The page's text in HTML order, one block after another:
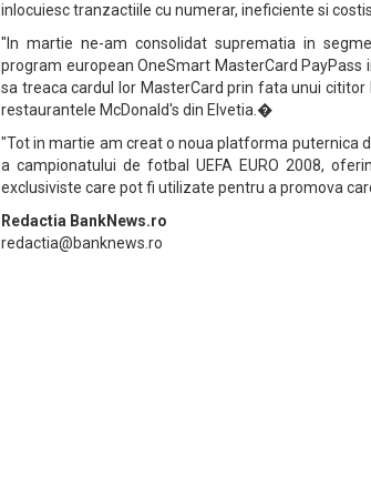
inlocuiesc tranzactiile cu numerar, ineficiente si
"In martie ne-am consolidat suprematia in
program european OneSmart MasterCard PayPass
sa treaca cardul lor MasterCard prin fata unui
restaurantele McDonald's din Elvetia.�
"Tot in martie am creat o noua platforma puternica
a campionatului de fotbal UEFA EURO 2008,
exclusiviste care pot fi utilizate pentru a promova
Redactia BankNews.ro
redactia@banknews.ro